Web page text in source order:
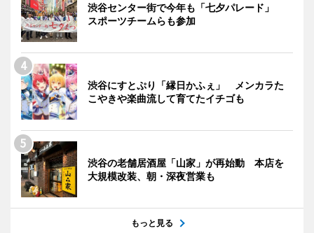
渋谷センター街で今年も「七夕パレード」
スポーツチームらも参加
渋谷にすとぷり「縁日かふぇ」 メンカラた
こやきや楽曲流して育てたイチゴも
渋谷の老舗居酒屋「山家」が再始動 本店を
大規模改装、朝・深夜営業も
もっと見る